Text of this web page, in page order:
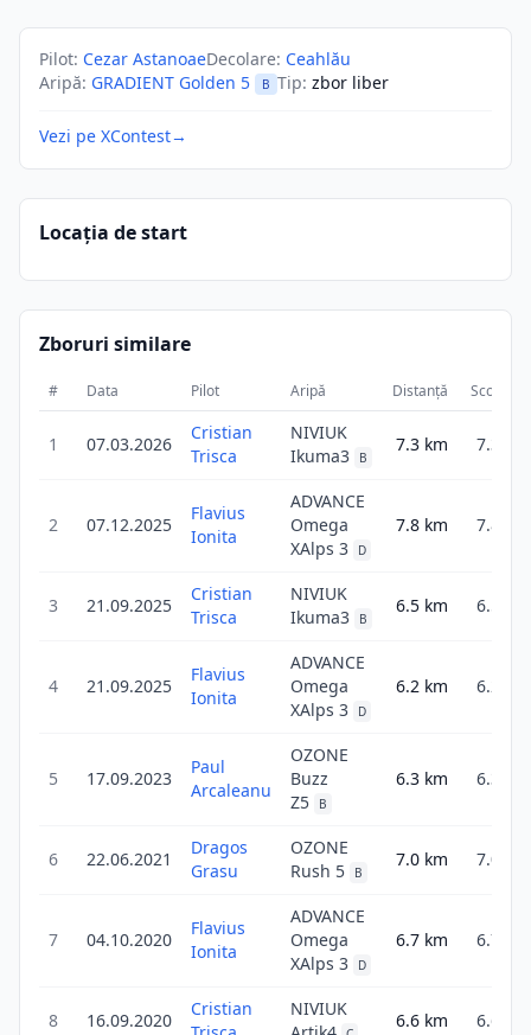
Pilot: Cezar AstanoaeDecolare: Ceahlău
Aripă: GRADIENT Golden 5 B Tip: zbor liber
Vezi pe XContest→
Locația de start
Zboruri similare
# Data Pilot Aripă Distanță Scor
1 07.03.2026
Cristian
Trisca
NIVIUK
Ikuma3
B
7.3 km 7.3
2 07.12.2025
Flavius
Ionita
ADVANCE
Omega
XAlps 3
D
7.8 km 7.8
3 21.09.2025
Cristian
Trisca
NIVIUK
Ikuma3
B
6.5 km 6.5
4 21.09.2025
Flavius
Ionita
ADVANCE
Omega
XAlps 3
D
6.2 km 6.2
5 17.09.2023
Paul
Arcaleanu
OZONE
Buzz
Z5
B
6.3 km 6.3
6 22.06.2021
Dragos
Grasu
OZONE
Rush 5
B
7.0 km 7.0
7 04.10.2020
Flavius
Ionita
ADVANCE
Omega
XAlps 3
D
6.7 km 6.7
8 16.09.2020
Cristian
NIVIUK
6.6 km 6.6